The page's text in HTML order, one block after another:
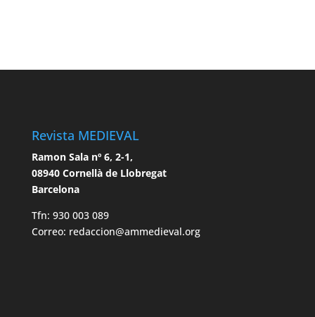
Revista MEDIEVAL
Ramon Sala nº 6, 2-1,
08940 Cornellà de Llobregat
Barcelona
Tfn: 930 003 089
Correo: redaccion@ammedieval.org